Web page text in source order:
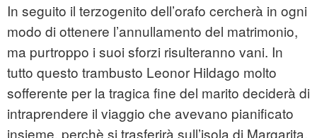
In seguito il terzogenito dell’orafo cercherà in ogni
modo di ottenere l’annullamento del matrimonio,
ma purtroppo i suoi sforzi risulteranno vani. In
tutto questo trambusto Leonor Hildago molto
sofferente per la tragica fine del marito deciderà di
intraprendere il viaggio che avevano pianificato
insieme, perchè si trasferirà sull’isola di Margarita.